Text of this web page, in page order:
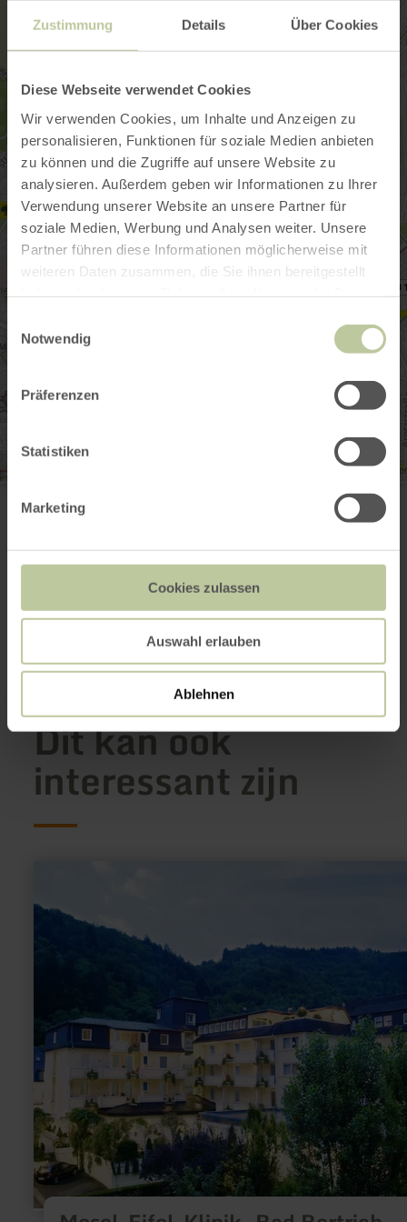
Zustimmung Details Über Cookies
Diese Webseite verwendet Cookies
Wir verwenden Cookies, um Inhalte und Anzeigen zu
personalisieren, Funktionen für soziale Medien anbieten
zu können und die Zugriffe auf unsere Website zu
analysieren. Außerdem geben wir Informationen zu Ihrer
Verwendung unserer Website an unsere Partner für
soziale Medien, Werbung und Analysen weiter. Unsere
Partner führen diese Informationen möglicherweise mit
weiteren Daten zusammen, die Sie ihnen bereitgestellt
Notwendig
Präferenzen
Statistiken
Marketing
Cookies zulassen
Auswahl erlauben
Ablehnen
Stadtgarten / Passstraße 79
52070 Aachen
E-mail
Aankomst plannen
Op kaart weergeven
Dit kan ook
interessant zijn
Mosel-